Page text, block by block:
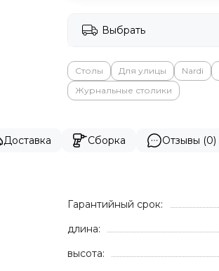
Выбрать
Столы Для улицы Nardi
Журнальные столики
Доставка Сборка Отзывы (0)
Гарантийный срок:
длина:
высота: